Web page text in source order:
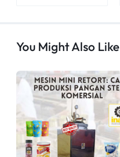
You Might Also Like